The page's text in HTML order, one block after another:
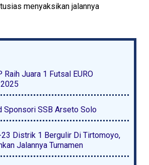
menyaksikan jalannya
Raih Juara 1 Futsal EURO
Sponsori SSB Arseto Solo
Distrik 1 Bergulir Di Tirtomoyo,
Jalannya Turnamen